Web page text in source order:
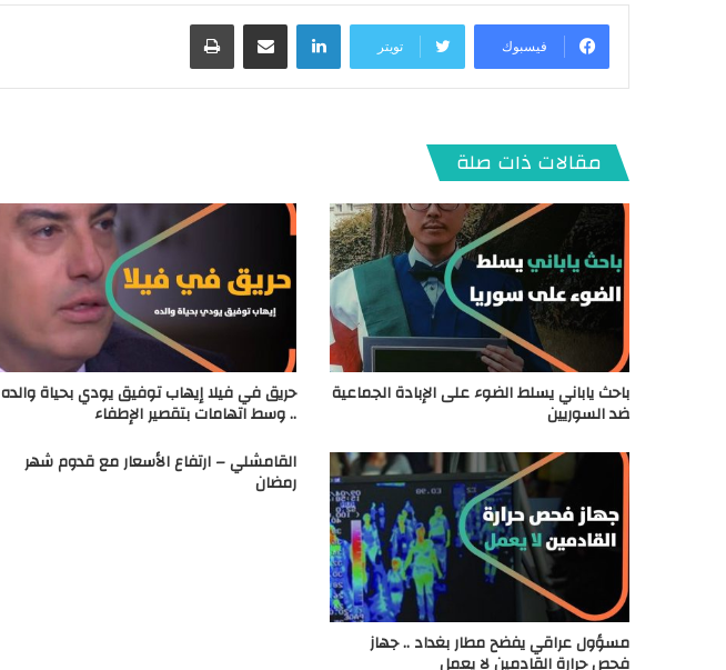
فيسبوك تويتر
لينكدإن
مقالات ذات صلة
باحث ياباني يسلط الضوء على الإبادة الجماعية
ضد السوريين
حريق في فيلا إيهاب توفيق يودي بحياة والده
.. وسط اتهامات بتقصير الإطفاء
مسؤول عراقي يفضح مطار بغداد .. جهاز
فحص حرارة القادمين لا يعمل
القامشلي – ارتفاع الأسعار مع قدوم شهر
رمضان